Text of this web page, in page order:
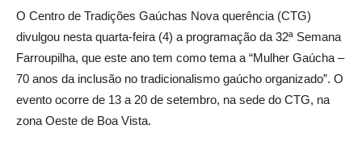
O Centro de Tradições Gaúchas Nova querência (CTG)
divulgou nesta quarta-feira (4) a programação da 32ª Semana
Farroupilha, que este ano tem como tema a “Mulher Gaúcha –
70 anos da inclusão no tradicionalismo gaúcho organizado”. O
evento ocorre de 13 a 20 de setembro, na sede do CTG, na
zona Oeste de Boa Vista.